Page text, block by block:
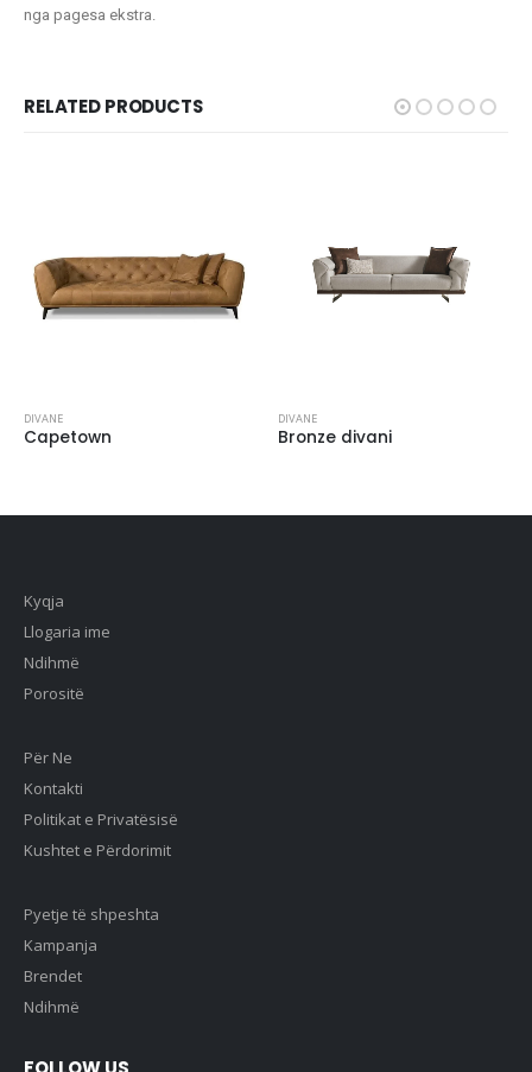
nga pagesa ekstra.
RELATED PRODUCTS
DIVANE
Capetown
DIVANE
Bronze divani
Kyqja
Llogaria ime
Ndihmë
Porositë
Për Ne
Kontakti
Politikat e Privatësisë
Kushtet e Përdorimit
Pyetje të shpeshta
Kampanja
Brendet
Ndihmë